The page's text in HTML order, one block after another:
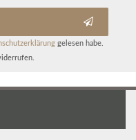
gelesen habe.